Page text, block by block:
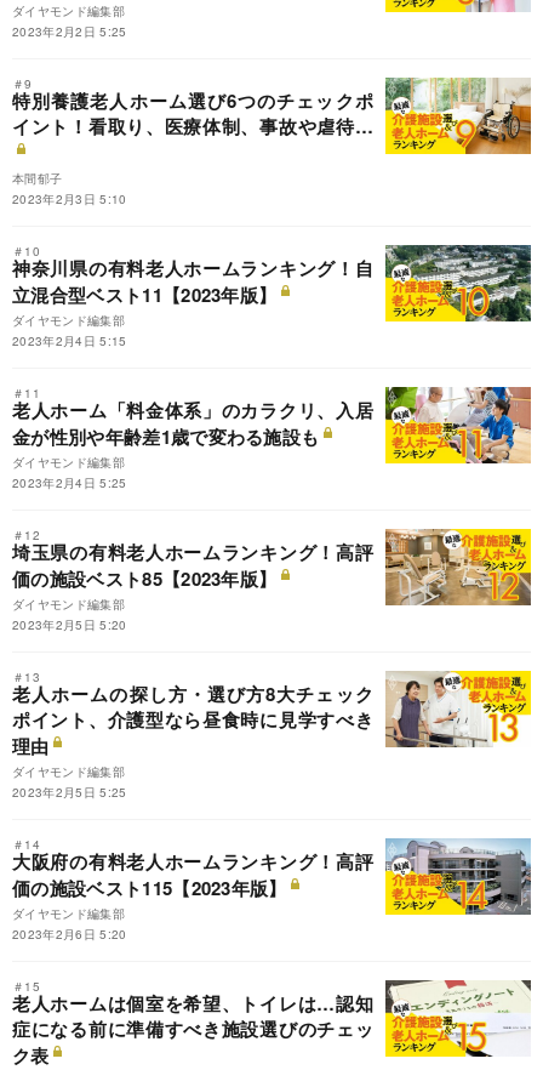
ダイヤモンド編集部
2023年2月2日 5:25
＃9
特別養護老人ホーム選び6つのチェックポ
イント！看取り、医療体制、事故や虐待…
本間郁子
2023年2月3日 5:10
＃10
神奈川県の有料老人ホームランキング！自
立混合型ベスト11【2023年版】
ダイヤモンド編集部
2023年2月4日 5:15
＃11
老人ホーム「料金体系」のカラクリ、入居
金が性別や年齢差1歳で変わる施設も
ダイヤモンド編集部
2023年2月4日 5:25
＃12
埼玉県の有料老人ホームランキング！高評
価の施設ベスト85【2023年版】
ダイヤモンド編集部
2023年2月5日 5:20
＃13
老人ホームの探し方・選び方8大チェック
ポイント、介護型なら昼食時に見学すべき
理由
ダイヤモンド編集部
2023年2月5日 5:25
＃14
大阪府の有料老人ホームランキング！高評
価の施設ベスト115【2023年版】
ダイヤモンド編集部
2023年2月6日 5:20
＃15
老人ホームは個室を希望、トイレは…認知
症になる前に準備すべき施設選びのチェッ
ク表